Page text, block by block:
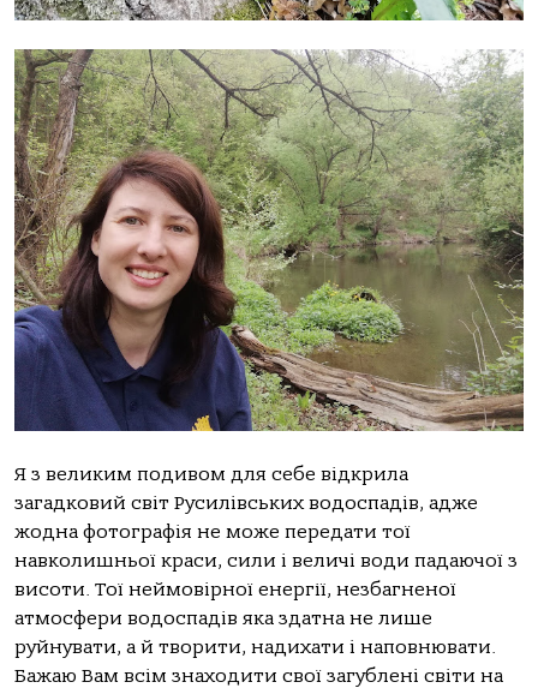
Я з великим подивом для себе відкрила
загадковий світ Русилівських водоспадів, адже
жодна фотографія не може передати тої
навколишньої краси, сили і величі води падаючої з
висоти. Тої неймовірної енергії, незбагненої
атмосфери водоспадів яка здатна не лише
руйнувати, а й творити, надихати і наповнювати.
Бажаю Вам всім знаходити свої загублені світи на